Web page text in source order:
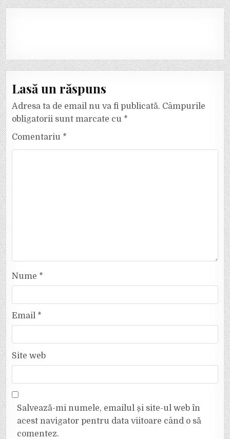
Lasă un răspuns
Adresa ta de email nu va fi publicată. Câmpurile
obligatorii sunt marcate cu *
Comentariu *
Nume *
Email *
Site web
Salvează-mi numele, emailul și site-ul web în
acest navigator pentru data viitoare când o să
comentez.